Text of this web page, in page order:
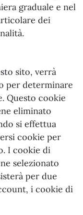
graduale e nel
dei
sito, verrà
per determinare
Questo cookie
eliminato
si effettua
cookie per
I cookie di
selezionato
per due
i cookie di